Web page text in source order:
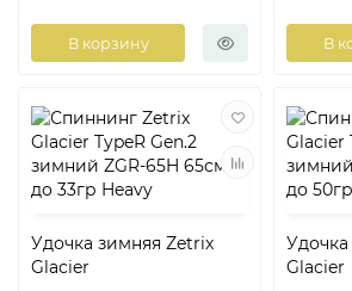
В корзину В
Удочка зимняя Zetrix
Glacier
Glacier